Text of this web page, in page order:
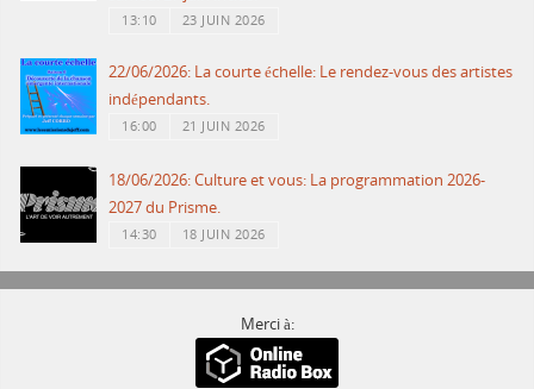
13:10 23 JUIN 2026
22/06/2026: La courte échelle: Le rendez-vous des artistes
indépendants.
16:00 21 JUIN 2026
18/06/2026: Culture et vous: La programmation 2026-
2027 du Prisme.
14:30 18 JUIN 2026
Merci à: